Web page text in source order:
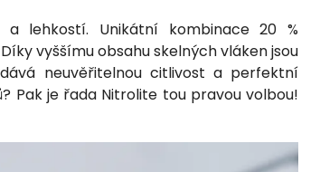
lehkostí. Unikátní kombinace 20 %
vyššímu obsahu skelných vláken jsou
neuvěřitelnou citlivost a perfektní
Pak je řada Nitrolite tou pravou volbou!